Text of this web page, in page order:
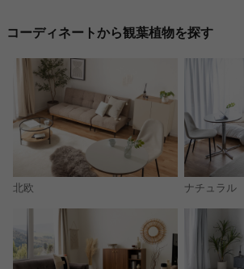
コーディネートから観葉植物を探す
北欧 ナチュラル